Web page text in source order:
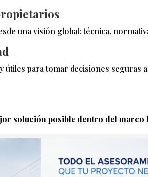
una visión global: técnica,
útiles para tomar decisiones seguras
solución posible dentro del marco